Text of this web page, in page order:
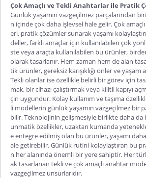
Çok Amaçlı ve Tekli Anahtarlar ile Pratik
Günlük yaşamın vazgeçilmez parçalarından
n içinde çok daha işlevsel hale gelir. Çok
eri, pratik çözümler sunarak yaşamı
deller, farklı amaçlar için kullanılabilen çok
ste veya araçta kullanılabilen bu ürünler,
olarak tasarlanır. Hem zaman hem de alan
tik ürünler, gereksiz karışıklığı önler ve yaşam
Tekli olanlar ise özellikle belirli bir görev için
mak, bir cihazı çalıştırmak veya kilitli kapıyı
çin uygundur. Kolay kullanım ve taşıma
li modellerin günlük yaşamın vazgeçilmez bir
bilir. Teknolojinin gelişmesiyle birlikte daha da
unmatik özellikler, uzaktan kumanda
e entegre edilmiş olan bu ürünler, yaşamı
ale getirebilir. Günlük rutini kolaylaştıran bu
n her alanında önemli bir yere sahiptir. Her
ak tasarlanan tekli veçok amaçlı anahtar
vazgeçilmez unsurlarıdır.